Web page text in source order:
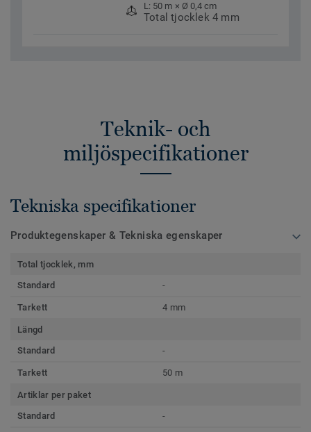
L: 50 m × Ø 0,4 cm
Total tjocklek 4 mm
Teknik- och
miljöspecifikationer
Tekniska specifikationer
Produktegenskaper & Tekniska egenskaper
Total tjocklek, mm
Standard
-
Tarkett 4 mm
Längd
Standard
-
Tarkett 50 m
Artiklar per paket
Standard
-